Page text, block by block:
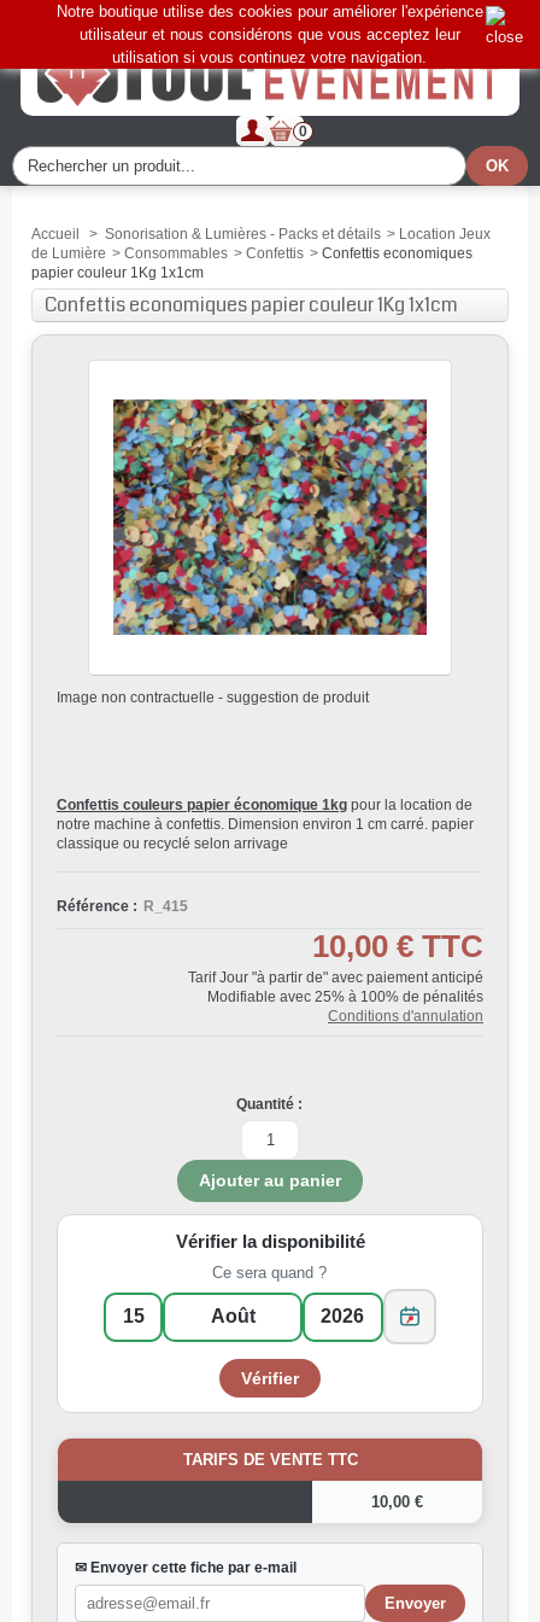
0
Notre boutique utilise des cookies pour améliorer l'expérience
utilisateur et nous considérons que vous acceptez leur
utilisation si vous continuez votre navigation.
Accueil > Sonorisation & Lumières - Packs et détails > Location Jeux
de Lumière > Consommables > Confettis > Confettis economiques
papier couleur 1Kg 1x1cm
Confettis economiques papier couleur 1Kg 1x1cm
Image non contractuelle - suggestion de produit
Confettis couleurs papier économique 1kg pour la location de
notre machine à confettis. Dimension environ 1 cm carré. papier
classique ou recyclé selon arrivage
Référence : R_415
10,00 € TTC
Tarif Jour "à partir de" avec paiement anticipé
Modifiable avec 25% à 100% de pénalités
Conditions d'annulation
Quantité :
Vérifier la disponibilité
Ce sera quand ?
TARIFS DE VENTE TTC
10,00 €
✉ Envoyer cette fiche par e-mail